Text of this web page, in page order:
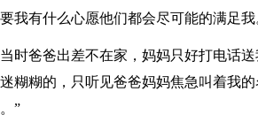
我有什么心愿他们都会尽可能的满足我
时爸爸出差不在家，妈妈只好打电话
糊糊的，只听见爸爸妈妈焦急叫着我
”